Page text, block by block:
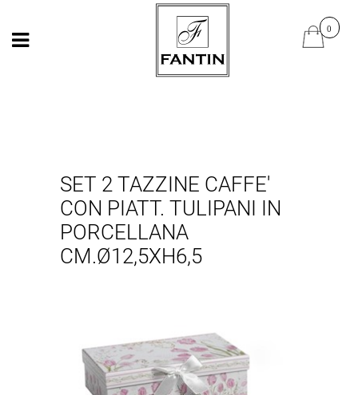
Open Open
SET 2 TAZZINE CAFFE'
CON PIATT. TULIPANI IN
PORCELLANA
CM.Ø12,5XH6,5